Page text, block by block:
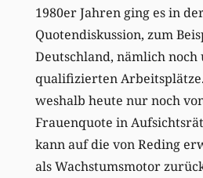
1980er Jahren ging es in
Quotendiskussion, zum
Deutschland, nämlich noch
qualifizierten
weshalb heute nur noch
Frauenquote in
kann auf die von Reding
als Wachstumsmotor